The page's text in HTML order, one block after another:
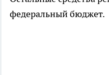
федеральный бюджет.